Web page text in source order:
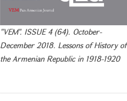
"VEM". ISSUE 4 (64). October-
December 2018. Lessons of History of
the Armenian Republic in 1918-1920